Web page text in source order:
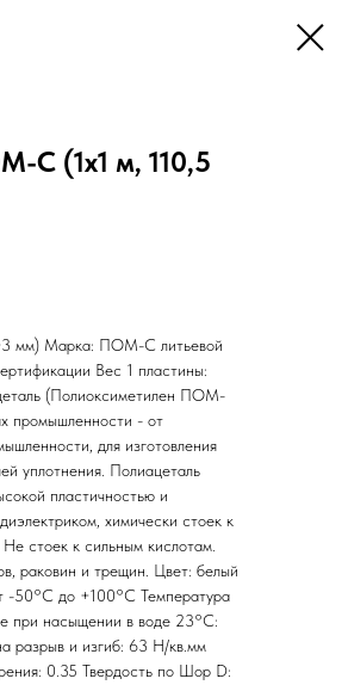
С (1х1 м, 110,5
мм) Марка: ПОМ-С литьевой
Вес 1 пластины:
(Полиоксиметилен ПОМ-
промышленности - от
для изготовления
уплотнения. Полиацеталь
пластичностью и
химически стоек к
стоек к сильным кислотам.
раковин и трещин. Цвет: белый
-50°C до +100°C Температура
при насыщении в воде 23°C:
разрыв и изгиб: 63 Н/кв.мм
0.35 Твердость по Шор D: